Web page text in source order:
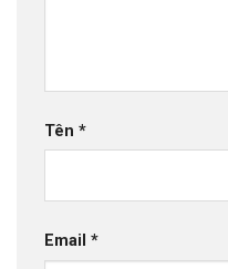
Tên *
Email *